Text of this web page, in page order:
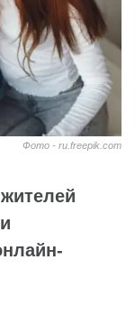
Фото - ru.freepik.com